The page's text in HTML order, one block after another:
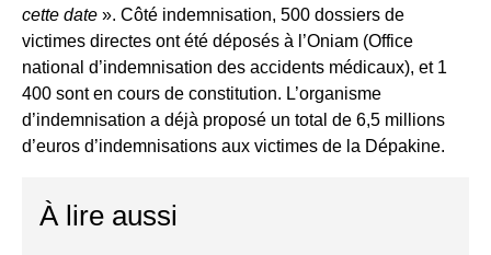
cette date ». Côté indemnisation, 500 dossiers de
victimes directes ont été déposés à l’Oniam (Office
national d’indemnisation des accidents médicaux), et 1
400 sont en cours de constitution. L’organisme
d’indemnisation a déjà proposé un total de 6,5 millions
d’euros d’indemnisations aux victimes de la Dépakine.
À lire aussi